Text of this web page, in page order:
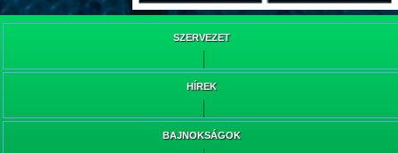
SZERVEZET
HÍREK
BAJNOKSÁGOK